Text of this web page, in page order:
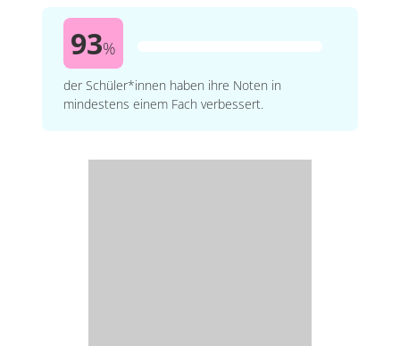
93%
der Schüler*innen haben ihre Noten in
mindestens einem Fach verbessert.